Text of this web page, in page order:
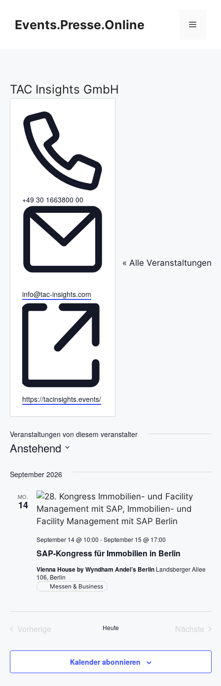
Inhalt
springen
Events.Presse.Online Menü
TAC Insights GmbH
« Alle Veranstaltungen
T
e
n
+49 30 1663800 00
E
m
info@tac-insights.com
W
b
s
i
e
https://tacinsights.events/
Veranstaltungen von diesem veranstalter
Anstehend
a
September 2026
MO.
14
SAP-Kongress für Immobilien in Berlin
September 14 @ 10:00 -September 15 @ 17:00
Vienna House by Wyndham Andel’s Berlin Landsberger Allee
106, Berlin
Messen & Business
Vorherige
Heute
Nächste
Kalender abonnieren